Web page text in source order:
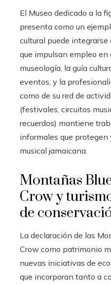
El Museo dedicado a la
presenta como un
cultural puede
que impulsan empleo
museología, la guía
eventos, y la
como de su red de
(festivales, circuitos
recuerdos) mantiene
informales que
musical jamaicana.
Montañas
Crow y
de
La declaración de las
Crow como patrimonio
nuevas iniciativas de
que incorporan tanto a